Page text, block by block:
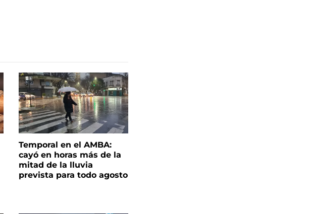
Temporal en el AMBA:
cayó en horas más de la
mitad de la lluvia
prevista para todo agosto